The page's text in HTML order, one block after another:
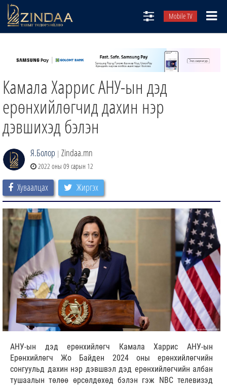
Mobile TV
ТВ8
ӨГЛӨӨНИЙ СОНИН
АУДИО ЗОХИОЛ
ЗИНДАА СЭТГҮҮЛ
Камала Харрис АНУ-ын дэд
ерөнхийлөгчид дахин нэр
дэвшихэд бэлэн
Я.Болор | Zindaa.mn
2022 оны 09 сарын 12
Хуваалцах Жиргэх
АНУ-ын дэд ерөнхийлөгч Камала Харрис АНУ-ын
Ерөнхийлөгч Жо Байден 2024 оны ерөнхийлөгчийн
сонгуульд дахин нэр дэвшвэл дэд ерөнхийлөгчийн албан
тушаалын төлөө өрсөлдөхөд бэлэн гэж NBC телевизэд